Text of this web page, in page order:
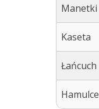
Manetki
Kaseta
Łańcuch
Hamulce